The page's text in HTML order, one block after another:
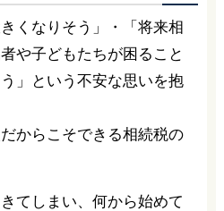
くなりそう」・「将来相
や子どもたちが困ること
」という不安な思いを抱
からこそできる相続税の
てしまい、何から始めて